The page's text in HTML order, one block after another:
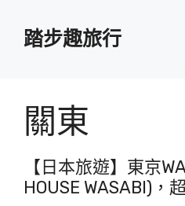
踏步趣旅行
關東
【日本旅遊】東京
HOUSE WASABI)，